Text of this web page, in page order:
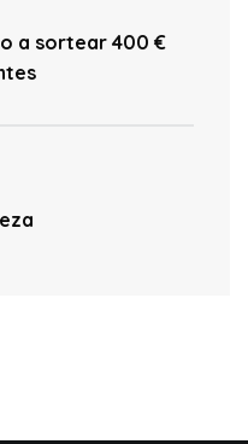
a sortear 400 €